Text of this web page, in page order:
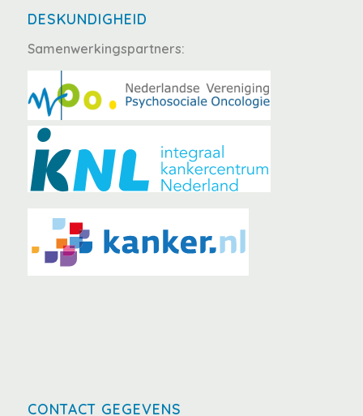
DESKUNDIGHEID
Samenwerkingspartners:
CONTACT GEGEVENS